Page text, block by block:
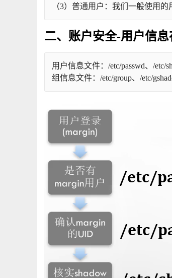
（3）普通用户：我们一般使用
二、账户安全-用户信息
用户信息文件：/etc/passwd、/etc/
组信息文件：/etc/group、/etc/